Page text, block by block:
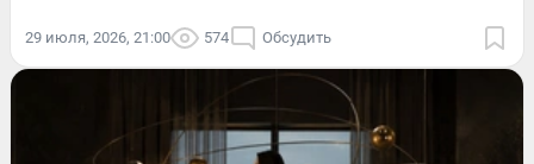
29 июля, 2026, 21:00 574 Обсудить